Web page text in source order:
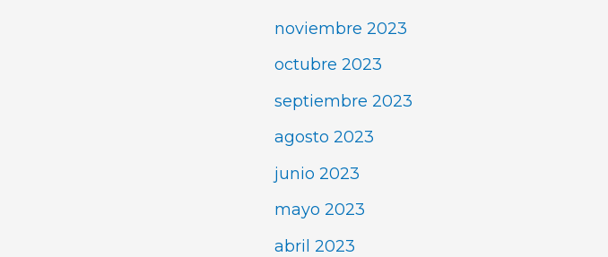
noviembre 2023
octubre 2023
septiembre 2023
agosto 2023
junio 2023
mayo 2023
abril 2023